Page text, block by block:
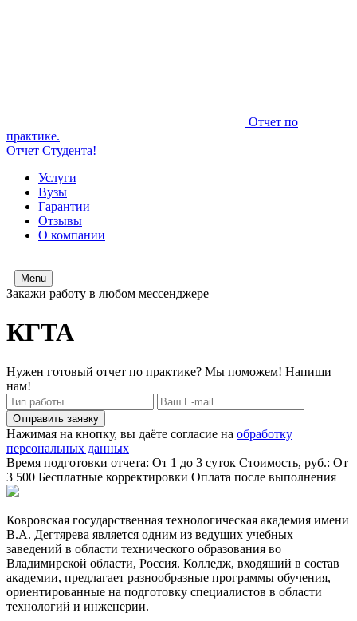
Отчет по
практике.
Отчет Студента!
Услуги
Вузы
Гарантии
Отзывы
О компании
Menu
Закажи работу в любом мессенджере
КГТА
Нужен готовый отчет по практике? Мы поможем! Напиши
нам!
Отправить заявку
Нажимая на кнопку, вы даёте согласие на обработку
персональных данных
Время подготовки отчета: От 1 до 3 суток Стоимость, руб.: От
3 500 Бесплатные корректировки Оплата после выполнения
Ковровская государственная технологическая академия имени
В.А. Дегтярева является одним из ведущих учебных
заведений в области технического образования во
Владимирской области, Россия. Колледж, входящий в состав
академии, предлагает разнообразные программы обучения,
ориентированные на подготовку специалистов в области
технологий и инженерии.